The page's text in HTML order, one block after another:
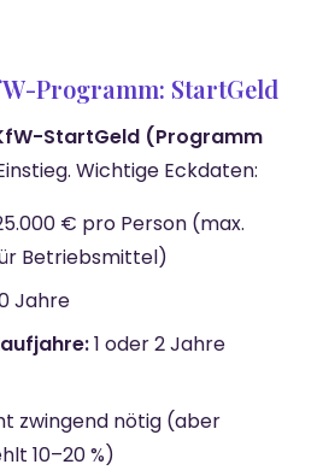
Programm: StartGeld
StartGeld (Programm
Wichtige Eckdaten:
€ pro Person (max.
Betriebsmittel)
Jahre
1 oder 2 Jahre
zwingend nötig (aber
10–20 %)